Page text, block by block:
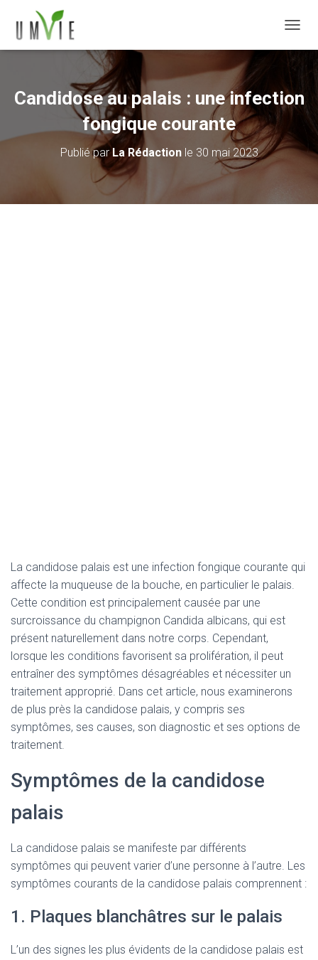
Candidose au palais : une infection
fongique courante
Publié parLa Rédactionle 30 mai 2023
La candidose palais est une infection fongique courante qui
affecte la muqueuse de la bouche, en particulier le palais.
Cette condition est principalement causée par une
surcroissance du champignon Candida albicans, qui est
présent naturellement dans notre corps. Cependant,
lorsque les conditions favorisent sa prolifération, il peut
entraîner des symptômes désagréables et nécessiter un
traitement approprié. Dans cet article, nous examinerons
de plus près la candidose palais, y compris ses
symptômes, ses causes, son diagnostic et ses options de
traitement.
Symptômes de la candidose
palais
La candidose palais se manifeste par différents
symptômes qui peuvent varier d’une personne à l’autre. Les
symptômes courants de la candidose palais comprennent :
1. Plaques blanchâtres sur le palais
L’un des signes les plus évidents de la candidose palais est